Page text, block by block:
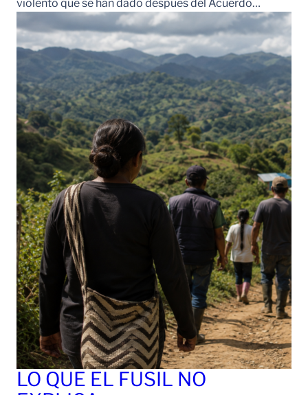
violento que se han dado después del Acuerdo…
LO QUE EL FUSIL NO